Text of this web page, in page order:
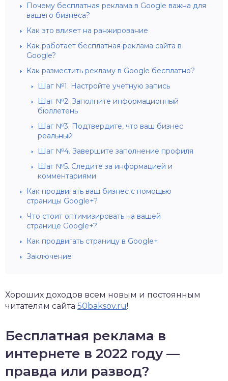
Почему бесплатная реклама в Google важна для
вашего бизнеса?
Как это влияет на ранжирование
Как работает бесплатная реклама сайта в
Google?
Как разместить рекламу в Google бесплатно?
Шаг №1. Настройте учетную запись
Шаг №2. Заполните информационный
бюллетень
Шаг №3. Подтвердите, что ваш бизнес
реальный
Шаг №4. Завершите заполнение профиля
Шаг №5. Следите за информацией и
комментариями
Как продвигать ваш бизнес с помощью
страницы Google+?
Что стоит оптимизировать на вашей
странице Google+?
Как продвигать страницу в Google+
Заключение
Хороших доходов всем новым и постоянным
читателям сайта 50baksov.ru!
Бесплатная реклама в
интернете в 2022 году —
правда или развод?